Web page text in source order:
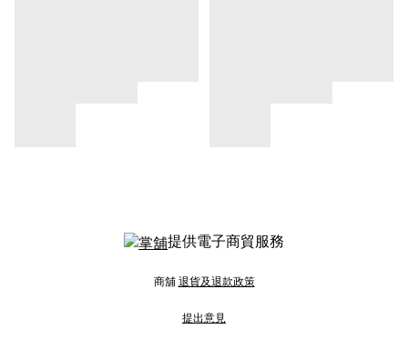
提供電子商貿服務
商舖 退貨及退款政策
提出意見